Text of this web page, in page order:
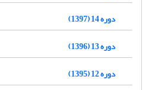
دوره 14 (1397)
دوره 13 (1396)
دوره 12 (1395)